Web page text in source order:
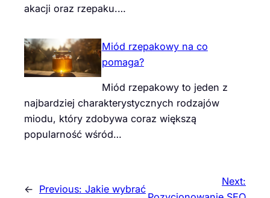
akacji oraz rzepaku.…
Miód rzepakowy na co
pomaga?
Miód rzepakowy to jeden z
najbardziej charakterystycznych rodzajów
miodu, który zdobywa coraz większą
popularność wśród…
← Previous: Jakie wybrać
Next: